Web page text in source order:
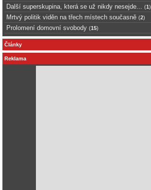
Další superskupina, která se už nikdy nesejde... (1)
Mrtvý politik viděn na třech místech současně (2)
Prolomení domovní svobody (15)
Články
Reklama